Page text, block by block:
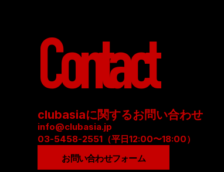
Contact
clubasiaに関するお問い合わせ
info@clubasia.jp
03-5458-2551（平日12:00〜18:00）
お問い合わせフォーム